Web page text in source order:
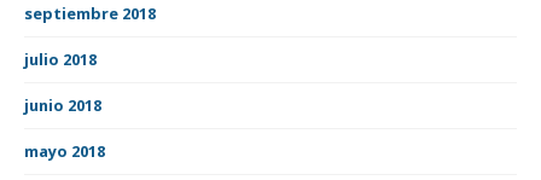
septiembre 2018
julio 2018
junio 2018
mayo 2018